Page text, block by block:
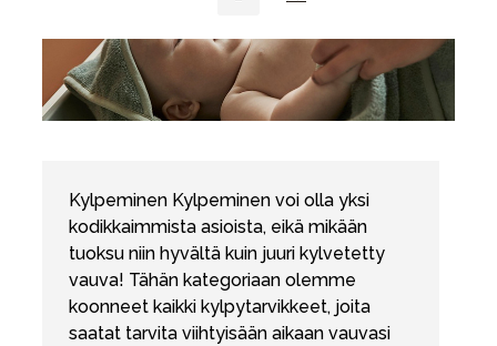
Kylpeminen Kylpeminen voi olla yksi
kodikkaimmista asioista, eikä mikään
tuoksu niin hyvältä kuin juuri kylvetetty
vauva! Tähän kategoriaan olemme
koonneet kaikki kylpytarvikkeet, joita
saatat tarvita viihtyisään aikaan vauvasi